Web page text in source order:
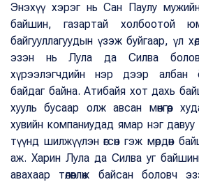
Энэхүү хэрэг нь Сан Паулу
байшин, газартай холбоотой
байгууллагуудын үзэж буйгаар, үл
эзэн нь Лула да Силва
хүрээлэгчдийн нэр дээр албан
байдаг байна. Атибайя хот дахь
хууль бусаар олж авсан мөнгөөр
хувийн компаниудад ямар нэг
түүнд шилжүүлэн өгсөн гэж мөрдөн
аж. Харин Лула да Силва уг
авахаар төлөвлөж байсан боловч